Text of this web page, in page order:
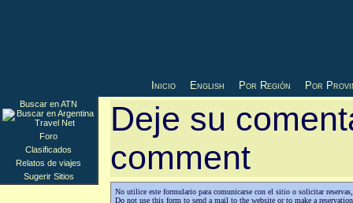
Inicio English Por Región Por
Deje su
comment
No utilice este formulario para comunicarse con el sitio o solicitar
Do not use this form to send a mail to the website or to make a
Buscar en ATN
Foro
Clasificados
Relatos de viajes
Sugerir Sitios